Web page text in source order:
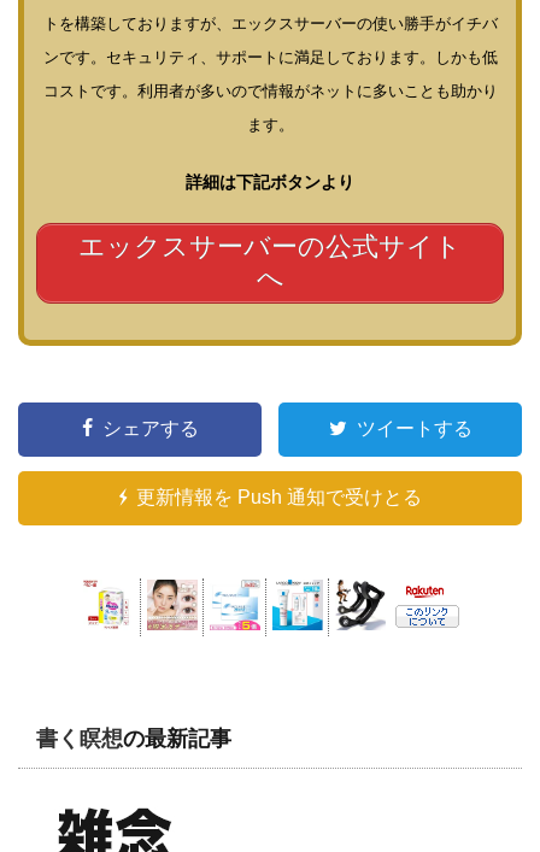
トを構築しておりますが、エックスサーバーの使い勝手がイチバ
ンです。セキュリティ、サポートに満足しております。しかも低
コストです。利用者が多いので情報がネットに多いことも助かり
ます。
詳細は下記ボタンより
エックスサーバーの公式サイト
へ
シェアする ツイートする
更新情報を Push 通知で受けとる
書く瞑想の最新記事